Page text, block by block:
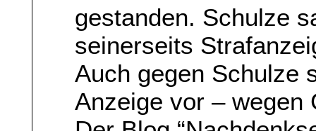
gestanden. Schulze
seinerseits
Auch gegen Schulze
Anzeige vor – wegen